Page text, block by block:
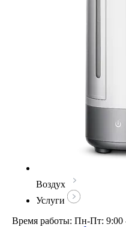
Воздух
Услуги
Время работы: Пн-Пт: 9:00